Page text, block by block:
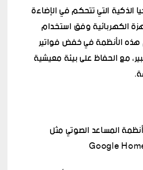
الذكية التي تتحكم في الإضاءة
الكهربائية وفق استخدام
الأنظمة في خفض فواتير
مع الحفاظ على بيئة معيشية
المساعد الصوتي مثل